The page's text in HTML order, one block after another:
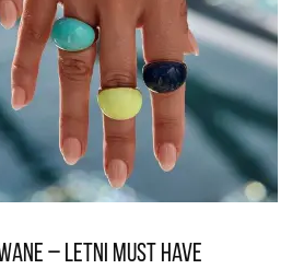
– letni must have